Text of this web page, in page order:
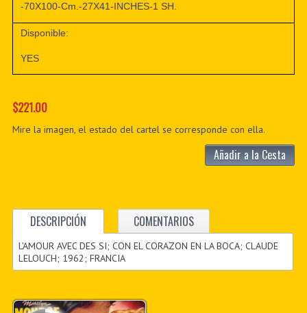
-70X100-Cm.-27X41-INCHES-1 SH.
Disponible:
YES
$221.00
Mire la imagen, el estado del cartel se corresponde con ella.
Añadir a la Cesta
DESCRIPCIÓN COMENTARIOS
L’AMOUR AVEC DES SI; CON EL CORAZON EN LA BOCA; CLAUDE
LELOUCH; 1962; FRANCIA